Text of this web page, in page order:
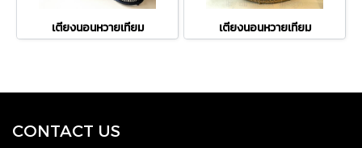
เตียงนอนหวายเทียม เตียงนอนหวายเทียม
CONTACT US